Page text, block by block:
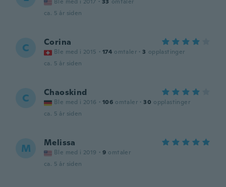
ca. 5 år siden
C Corina
Ble med i 2015 · 174 omtaler · 3 opplastinger
ca. 5 år siden
C Chaoskind
Ble med i 2016 · 106 omtaler · 30 opplastinger
ca. 5 år siden
M Melissa
Ble med i 2019 · 9 omtaler
ca. 5 år siden